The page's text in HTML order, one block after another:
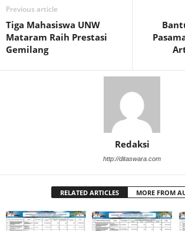
Previous article
Tiga Mahasiswa UNW
Mataram Raih Prestasi
Gemilang
Redaksi
http://ditaswara.com
RELATED ARTICLES MORE FROM